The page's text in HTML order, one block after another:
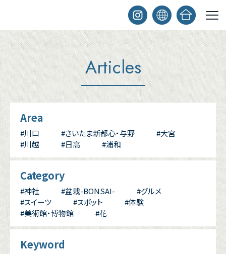
Articles
Area
#川口 #さいたま新都心・与野
#大宮
#川越
#日高 #浦和
Category
#神社 #盆栽-BONSAI-
#グルメ
#スイーツ
#スポット
#体験
#美術館・博物館
#花
Keyword